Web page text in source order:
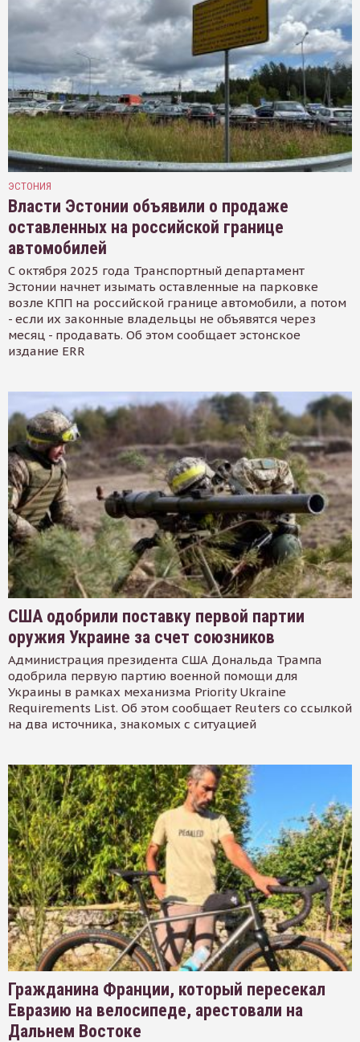
ЭСТОНИЯ
Власти Эстонии объявили о продаже
оставленных на российской границе
автомобилей
С октября 2025 года Транспортный департамент
Эстонии начнет изымать оставленные на парковке
возле КПП на российской границе автомобили, а потом
- если их законные владельцы не объявятся через
месяц - продавать. Об этом сообщает эстонское
издание ERR
США одобрили поставку первой партии
оружия Украине за счет союзников
Администрация президента США Дональда Трампа
одобрила первую партию военной помощи для
Украины в рамках механизма Priority Ukraine
Requirements List. Об этом сообщает Reuters со ссылкой
на два источника, знакомых с ситуацией
Гражданина Франции, который пересекал
Евразию на велосипеде, арестовали на
Дальнем Востоке